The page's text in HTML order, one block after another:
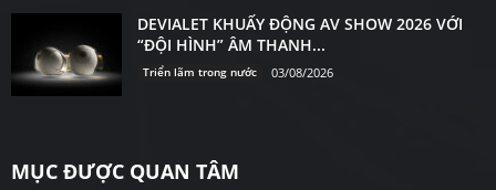
DEVIALET KHUẤY ĐỘNG AV SHOW 2026 VỚI
“ĐỘI HÌNH” ÂM THANH...
Triển lãm trong nước 03/08/2026
MỤC ĐƯỢC QUAN TÂM